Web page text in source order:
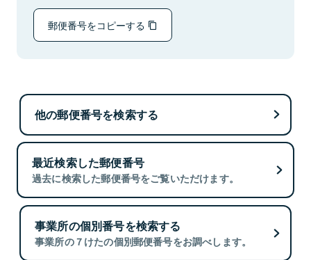
郵便番号をコピーする
他の郵便番号を検索する
最近検索した郵便番号
過去に検索した郵便番号をご覧いただけます。
事業所の個別番号を検索する
事業所の７けたの個別郵便番号をお調べします。